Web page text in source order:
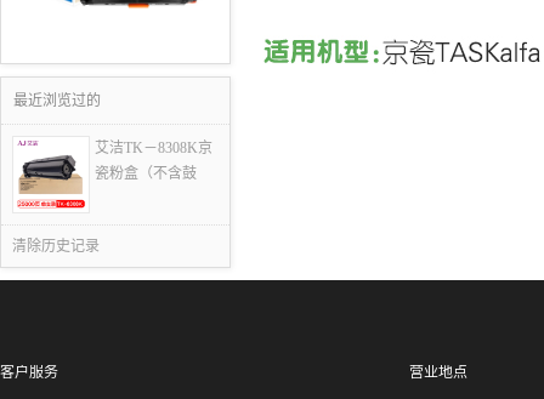
最近浏览过的
艾洁TK－8308K京
瓷粉盒（不含鼓
清除历史记录
客户服务 营业地点